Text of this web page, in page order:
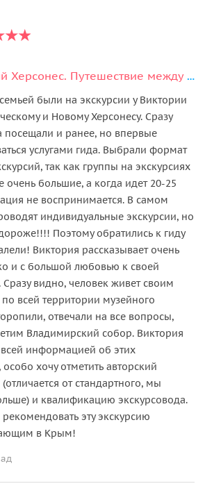
Херсонес и Новый Херсонес. Путешествие между прошлым и будущим
были на экскурсии у Виктории
и Новому Херсонесу. Сразу
посещали и ранее, но впервые
услугами гида. Выбрали формат
так как группы на экскурсиях
очень большие, а когда идет 20-25
не воспринимается. В самом
индивидуальные экскурсии, но
Поэтому обратились к гиду
Виктория рассказывает очень
и с большой любовью к своей
Сразу видно, человек живет своим
всей территории музейного
отвечали на все вопросы,
Владимирский собор. Виктория
информацией об этих
хочу отметить авторский
от стандартного, мы
и квалификацию экскурсовода.
эту экскурсию
в Крым!